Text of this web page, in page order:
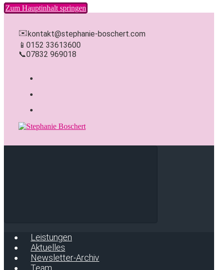
Zum Hauptinhalt springen
✉️kontakt@stephanie-boschert.com
📱 0152 33613600
📞07832 969018
Leistungen
Aktuelles
Newsletter-Archiv